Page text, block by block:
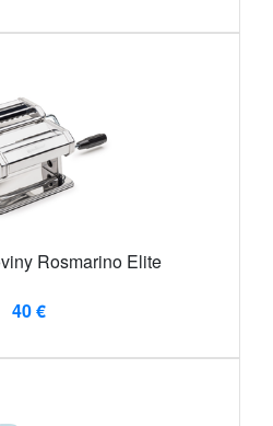
Rosmarino Elite
40 €